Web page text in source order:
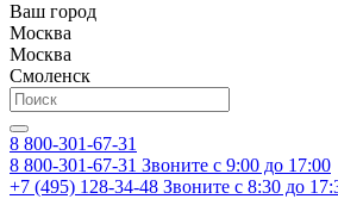
Ваш город
Москва
Москва
Смоленск
8 800-301-67-31
8 800-301-67-31 Звоните с 9:00 до 17:00
+7 (495) 128-34-48 Звоните с 8:30 до